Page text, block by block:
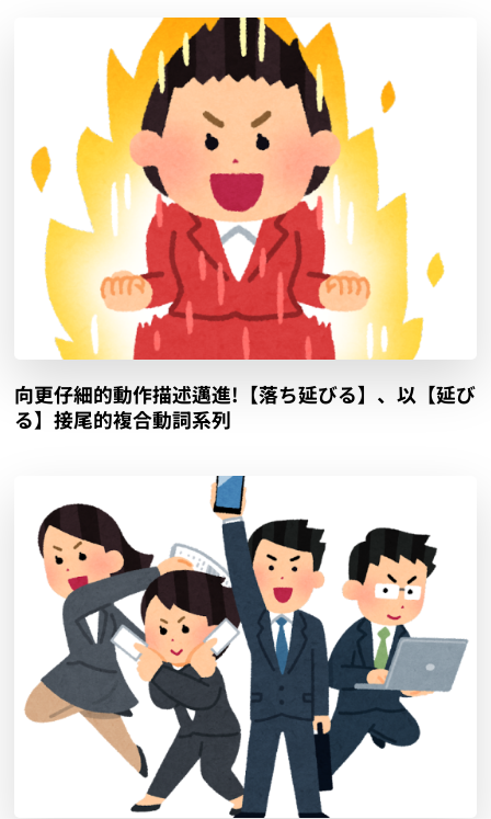
向更仔細的動作描述邁進!【落ち延びる】、以【延び
る】接尾的複合動詞系列